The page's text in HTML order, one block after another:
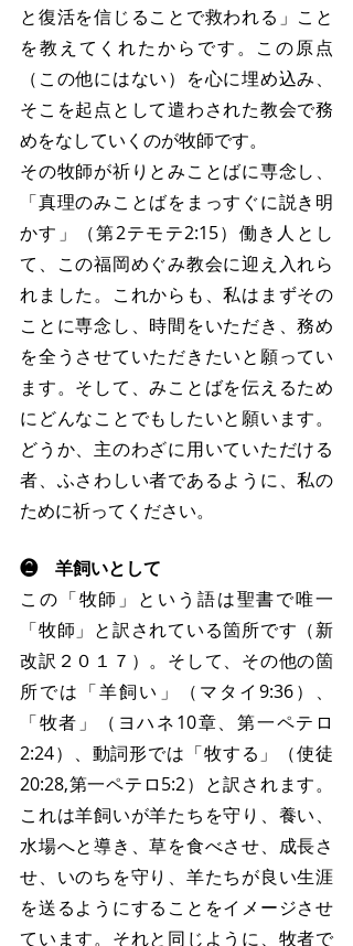
と復活を信じることで救われる」こと
を教えてくれたからです。この原点
（この他にはない）を心に埋め込み、
そこを起点として遣わされた教会で務
めをなしていくのが牧師です。
その牧師が祈りとみことばに専念し、
「真理のみことばをまっすぐに説き明
かす」（第2テモテ2:15）働き人とし
て、この福岡めぐみ教会に迎え入れら
れました。これからも、私はまずその
ことに専念し、時間をいただき、務め
を全うさせていただきたいと願ってい
ます。そして、みことばを伝えるため
にどんなことでもしたいと願います。
どうか、主のわざに用いていただける
者、ふさわしい者であるように、私の
ために祈ってください。
❷　羊飼いとして
この「牧師」という語は聖書で唯一
「牧師」と訳されている箇所です（新
改訳２０１７）。そして、その他の箇
所では「羊飼い」（マタイ9:36）、
「牧者」（ヨハネ10章、第一ペテロ
2:24）、動詞形では「牧する」（使徒
20:28,第一ペテロ5:2）と訳されます。
これは羊飼いが羊たちを守り、養い、
水場へと導き、草を食べさせ、成長さ
せ、いのちを守り、羊たちが良い生涯
を送るようにすることをイメージさせ
ています。それと同じように、牧者で